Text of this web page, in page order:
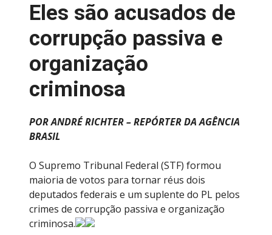
Eles são acusados de
corrupção passiva e
organização
criminosa
POR ANDRÉ RICHTER – REPÓRTER DA AGÊNCIA
BRASIL
O Supremo Tribunal Federal (STF) formou
maioria de votos para tornar réus dois
deputados federais e um suplente do PL pelos
crimes de corrupção passiva e organização
criminosa.